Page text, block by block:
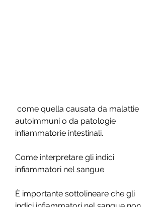
autoimmuni o da patologie
infiammatorie intestinali.
Come interpretare gli indici
infiammatori nel sangue
È importante sottolineare che gli